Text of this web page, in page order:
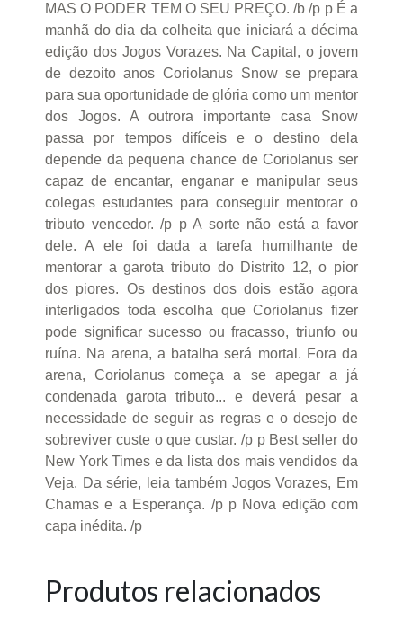
MAS O PODER TEM O SEU PREÇO. /b /p p É a
manhã do dia da colheita que iniciará a décima
edição dos Jogos Vorazes. Na Capital, o jovem
de dezoito anos Coriolanus Snow se prepara
para sua oportunidade de glória como um mentor
dos Jogos. A outrora importante casa Snow
passa por tempos difíceis e o destino dela
depende da pequena chance de Coriolanus ser
capaz de encantar, enganar e manipular seus
colegas estudantes para conseguir mentorar o
tributo vencedor. /p p A sorte não está a favor
dele. A ele foi dada a tarefa humilhante de
mentorar a garota tributo do Distrito 12, o pior
dos piores. Os destinos dos dois estão agora
interligados toda escolha que Coriolanus fizer
pode significar sucesso ou fracasso, triunfo ou
ruína. Na arena, a batalha será mortal. Fora da
arena, Coriolanus começa a se apegar a já
condenada garota tributo... e deverá pesar a
necessidade de seguir as regras e o desejo de
sobreviver custe o que custar. /p p Best seller do
New York Times e da lista dos mais vendidos da
Veja. Da série, leia também Jogos Vorazes, Em
Chamas e a Esperança. /p p Nova edição com
capa inédita. /p
Produtos relacionados